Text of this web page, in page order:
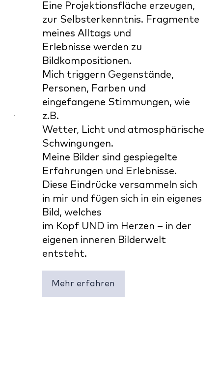
Eine Projektionsfläche erzeugen,
zur Selbsterkenntnis. Fragmente
meines Alltags und
Erlebnisse werden zu
Bildkompositionen.
Mich triggern Gegenstände,
Personen, Farben und
eingefangene Stimmungen, wie
z.B.
Wetter, Licht und atmosphärische
Schwingungen.
Meine Bilder sind gespiegelte
Erfahrungen und Erlebnisse.
Diese Eindrücke versammeln sich
in mir und fügen sich in ein eigenes
Bild, welches
im Kopf UND im Herzen – in der
eigenen inneren Bilderwelt
entsteht.
Mehr erfahren